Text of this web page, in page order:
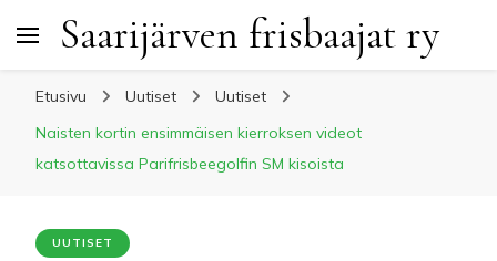
Saarijärven frisbaajat ry
Etusivu Uutiset
Uutiset
Naisten kortin ensimmäisen kierroksen videot
katsottavissa Parifrisbeegolfin SM kisoista
UUTISET